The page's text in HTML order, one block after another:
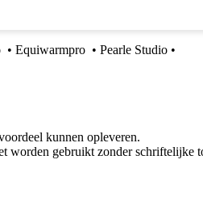
• Equiwarmpro • Pearle Studio •
kunnen opleveren.
gebruikt zonder schriftelijke